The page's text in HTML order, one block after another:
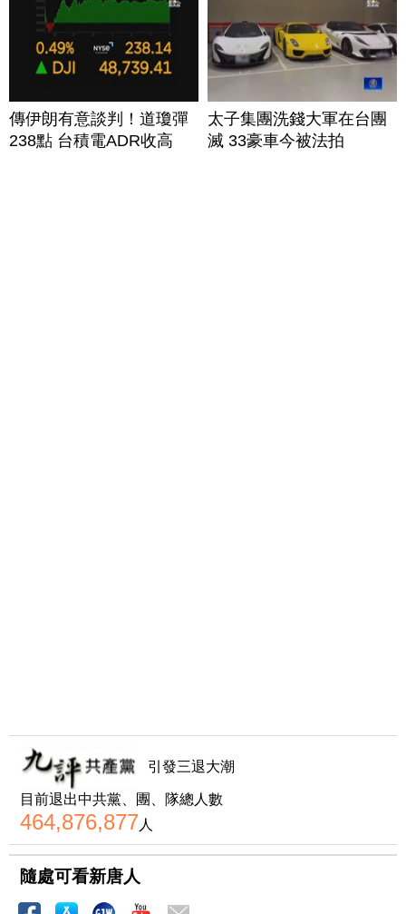
傳伊朗有意談判！道瓊彈
238點 台積電ADR收高
太子集團洗錢大軍在台團
滅 33豪車今被法拍
引發三退大潮
目前退出中共黨、團、隊總人數
464,876,877人
隨處可看新唐人